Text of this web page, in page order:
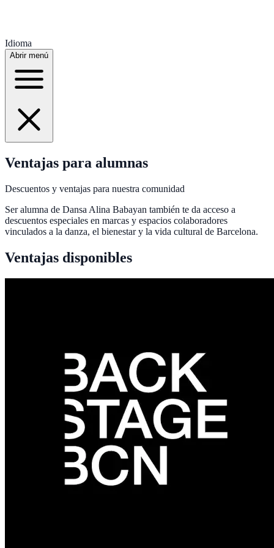
Idioma
Abrir menú
Ventajas para alumnas
Descuentos y ventajas para nuestra comunidad
Ser alumna de Dansa Alina Babayan también te da acceso a
descuentos especiales en marcas y espacios colaboradores
vinculados a la danza, el bienestar y la vida cultural de Barcelona.
Ventajas disponibles